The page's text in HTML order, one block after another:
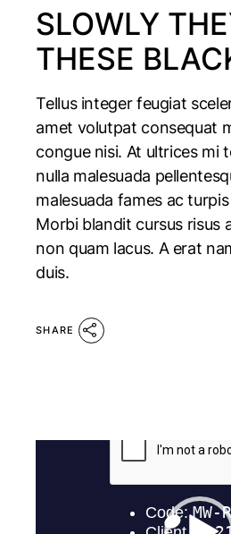
SLOWLY
THESE
Tellus integer feugiat
amet volutpat consequat
congue nisi. At ultrices mi
nulla malesuada
malesuada fames ac
Morbi blandit cursus risus
non quam lacus. A erat
duis.
SHARE